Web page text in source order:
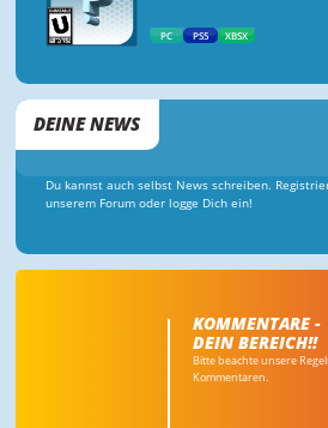
PC PS5 XBSX
DEINE NEWS
Du kannst auch selbst News schreiben.
unserem Forum oder logge Dich ein!
KOMMENTARE -
DEIN BEREICH!!
Bitte beachte unsere
Kommentaren.